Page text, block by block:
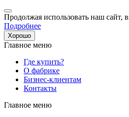
Продолжая использовать наш сайт,
Подробнее
Хорошо
Главное меню
Где купить?
О фабрике
Бизнес-клиентам
Контакты
Главное меню